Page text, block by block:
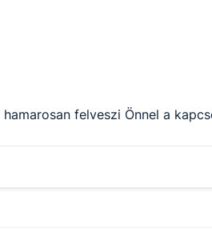
hamarosan felveszi Önnel a